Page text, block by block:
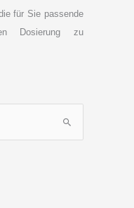
für Sie passende
Dosierung zu